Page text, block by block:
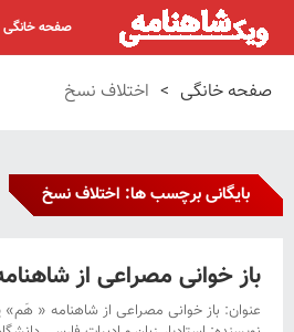
صفحه خانگی
صفحه خانگی > اختلاف نسخ
بایگانی برچسب ها: اختلاف نسخ
باز خوانی مصراعی از
عنوان: باز خوانی مصراعی از شاهنامه «